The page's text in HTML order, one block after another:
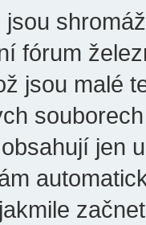
fórum
jsou malé
jen